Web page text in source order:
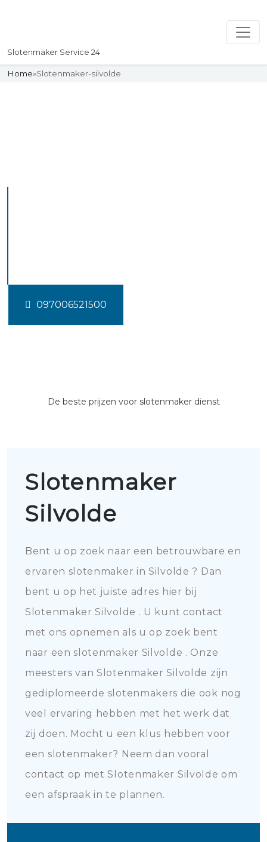
Slotenmaker Service 24
Home»Slotenmaker-silvolde
097006521500
De beste prijzen voor slotenmaker dienst
Slotenmaker
Silvolde
Bent u op zoek naar een betrouwbare en
ervaren slotenmaker in Silvolde ? Dan
bent u op het juiste adres hier bij
Slotenmaker Silvolde . U kunt contact
met ons opnemen als u op zoek bent
naar een slotenmaker Silvolde . Onze
meesters van Slotenmaker Silvolde zijn
gediplomeerde slotenmakers die ook nog
veel ervaring hebben met het werk dat
zij doen. Mocht u een klus hebben voor
een slotenmaker? Neem dan vooral
contact op met Slotenmaker Silvolde om
een afspraak in te plannen.